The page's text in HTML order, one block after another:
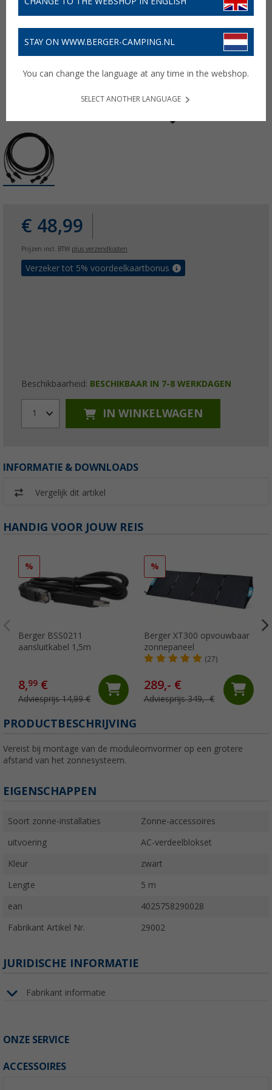
€ 48,99
Prijzen incl. BTW plus verzendkosten
Verzeker tot 5% voordeelkaartbonus
Beschikbaarheid: BESCHIKBAAR IN 7-8 WERKDAGEN
1 IN WINKELWAGEN
INFORMATIE & DOWNLOADS
Vergelijk dit artikel
HANDIG VOOR JOUW REIS
%
Berger BSS0211
aansluitkabel 1,5m
8,99 €
Adviesprijs 14,99 €
%
Berger XT300 opvouwbaar
zonnepaneel
(27)
289,- €
Adviesprijs 349,- €
PRODUCTBESCHRIJVING
Vereist bij montage van de moduleomvormer op een grotere
afstand van het zonnesysteem.
EIGENSCHAPPEN
Soort zonne-installaties Zonne-accessoires
uitvoering AC-verdeelblokset
Kleur zwart
Lengte 5 m
ean 4025758290028
Fabrikant Artikel Nr. 29002
JURIDISCHE INFORMATIE
Fabrikant informatie
ONZE SERVICE
ACCESSOIRES
STAY ON WWW.BERGER-CAMPING.NL
You can change the language at any time in the webshop.
SELECT ANOTHER LANGUAGE